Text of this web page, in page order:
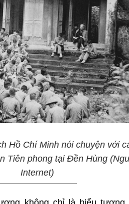
Hồ Chí Minh nói chuyện với
Tiên phong tại Đền Hùng
Internet)